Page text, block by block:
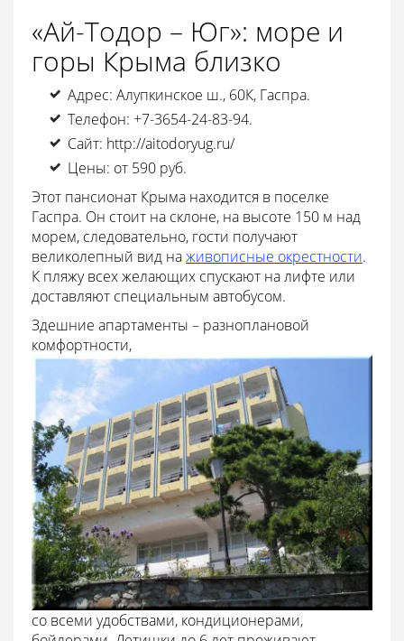
«Ай-Тодор – Юг»: море и
горы Крыма близко
Адрес: Алупкинское ш., 60К, Гаспра.
Телефон: +7-3654-24-83-94.
Сайт: http://aitodoryug.ru/
Цены: от 590 руб.
Этот пансионат Крыма находится в поселке
Гаспра. Он стоит на склоне, на высоте 150 м над
морем, следовательно, гости получают
великолепный вид наживописные окрестности.
К пляжу всех желающих спускают на лифте или
доставляют специальным автобусом.
Здешние апартаменты – разноплановой
комфортности,
со всеми удобствами, кондиционерами,